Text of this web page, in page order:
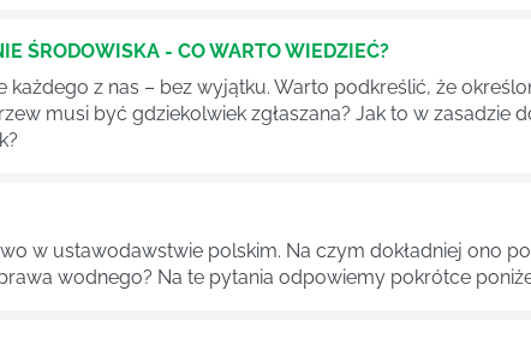
ŚRODOWISKA - CO WARTO WIEDZIEĆ?
z nas – bez wyjątku. Warto podkreślić, że
musi być gdziekolwiek zgłaszana? Jak to w zasadzie
w ustawodawstwie polskim. Na czym dokładniej ono
wodnego? Na te pytania odpowiemy pokrótce